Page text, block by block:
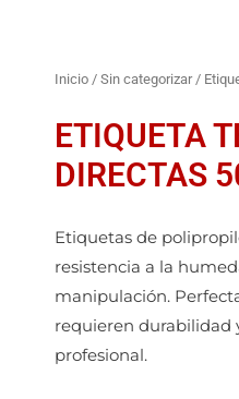
Inicio / Sin categorizar/
ETIQUETA
DIRECTAS
Etiquetas de
resistencia a la
manipulación.
requieren durabilidad
profesional.